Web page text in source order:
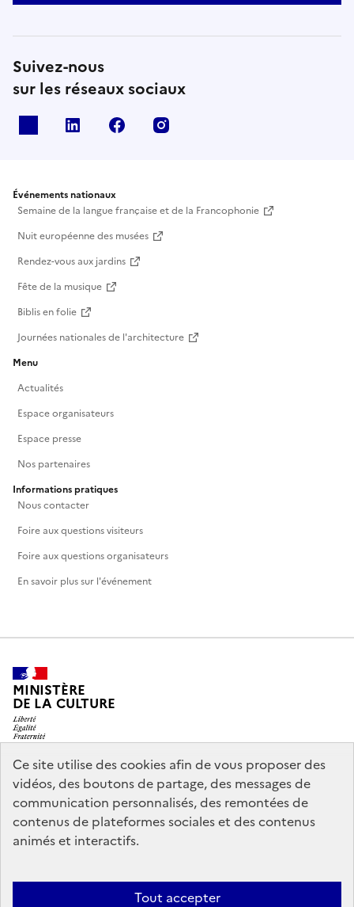
Ce site utilise des cookies afin de vous proposer des
vidéos, des boutons de partage, des messages de
communication personnalisés, des remontées de
contenus de plateformes sociales et des contenus
animés et interactifs.
Tout accepter
Suivez-nous
sur les réseaux sociaux
Linkedin Facebook
Événements nationaux
Semaine de la langue française et de la Francophonie
Nuit européenne des musées
Rendez-vous aux jardins
Fête de la musique
Biblis en folie
Journées nationales de l'architecture
Menu
Actualités
Espace organisateurs
Espace presse
Nos partenaires
Informations pratiques
Nous contacter
Foire aux questions visiteurs
Foire aux questions organisateurs
En savoir plus sur l'événement
MINISTÈRE
DE LA CULTURE
legifrance.gouv.fr
info.gouv.fr
service-public.gouv.fr
data.gouv.fr
Mentions légales